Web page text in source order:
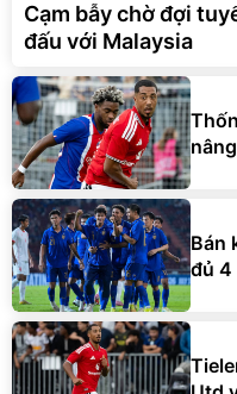
Cạm bẫy chờ đợi
đấu với Malaysia
Bán
đủ 4